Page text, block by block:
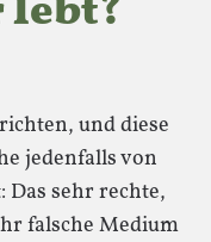
und diese
jedenfalls von
Das sehr rechte,
falsche Medium